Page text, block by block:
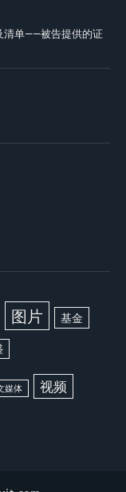
清单——被告提供的证
图片 基金
媒体 视频